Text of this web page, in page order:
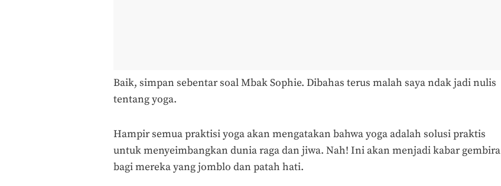
Baik, simpan sebentar soal Mbak Sophie. Dibahas terus malah saya ndak jadi nulis
tentang yoga.
Hampir semua praktisi yoga akan mengatakan bahwa yoga adalah solusi praktis
untuk menyeimbangkan dunia raga dan jiwa. Nah! Ini akan menjadi kabar gembira
bagi mereka yang jomblo dan patah hati.